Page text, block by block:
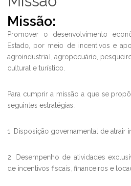
Missão:
Promover o desenvolvimento
Estado, por meio de incentivos e
agroindustrial, agropecuário,
cultural e turístico.
Para cumprir a missão a que se
seguintes estratégias:
1. Disposição governamental de atrair
2. Desempenho de atividades
de incentivos fiscais, financeiros e